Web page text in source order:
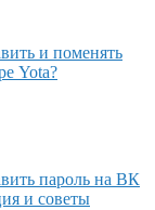
и поменять
Yota?
пароль на ВК
и советы